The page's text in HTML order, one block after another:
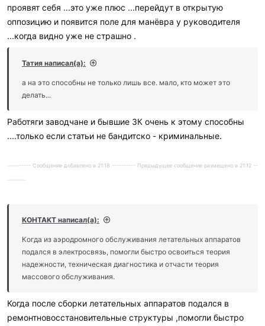
проявят себя ...это уже плюс ...перейдут в открытую
оппозицию и появится поле для манёвра у руководителя
...когда видно уже не страшно .
Татия написал(а):
а на это способны не только лишь все. мало, кто может это
делать...
Работяги заводчане и бывшие ЗК очень к этому способны
....только если статьи не бандитско - криминальные.
---------- Сообщение добавлено в 21:18 ---------- Предыдущее сообщение размещено в 21:12 --
--------
KOHTAKT написал(а):
Когда из аэродромного обслуживания летательных аппаратов
подался в электросвязь, помогли быстро освоиться теория
надежности, техническая диагностика и отчасти теория
массового обслуживания.
Когда после сборки летательных аппаратов подался в
ремонтновосстановительные структуры ,помогли быстро